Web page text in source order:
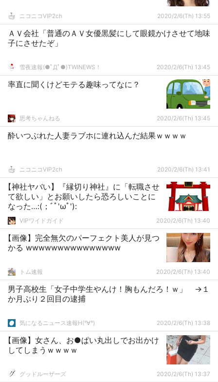
ニコニコVIP2ch 2020/2/6(Th) 13:55
ＡＶ会社「普通のＡＶ女優黒髪にして眼鏡かけさせて地味
子にさせたぞ」
雪夜速報(●ﾟДﾟ●)TWINEWS！ 2020/2/6(Th) 13:45
率直に聞くけどモテる趣味ってなに？
思考ちゃんねる 2020/2/6(Th) 13:45
酔いつぶれた人妻ラブホに連れ込んだ結果ｗｗｗｗ
ニコニコVIP2ch 2020/2/6(Th) 13:41
【神社ヤバい】『縁切り神社』に「転職させ
て欲しい」とお願いしたら恐ろしいことに
なった…:(；ﾞﾟ'ωﾟ'):
VIPワイドガイド 2020/2/6(Th) 13:40
【画像】完全無欠のパーフェクト美人が見つ
かる wwwwwwwwwwwwwww
トム速報 2020/2/6(Th) 13:40
男子高校生「女子中学生やんけ！胸もんだろ！ｗ」 →１
か月ぶり２回目の逮捕
気になるニュース速報H(°∀°) 2020/2/6(Th) 13:38
【画像】女さん、お●ぱい丸出しでお出かけ
してしまうｗｗｗｗ
グッドルーザーズ 2020/2/6(Th) 13:37